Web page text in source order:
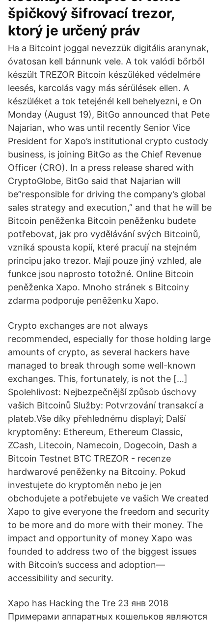
špičkový šifrovací trezor,
ktorý je určený práv
Ha a Bitcoint joggal nevezzük digitális aranynak,
óvatosan kell bánnunk vele. A tok valódi bőrből
készült TREZOR Bitcoin készüléked védelmére
leesés, karcolás vagy más sérülések ellen. A
készüléket a tok tetejénél kell behelyezni, e On
Monday (August 19), BitGo announced that Pete
Najarian, who was until recently Senior Vice
President for Xapo’s institutional crypto custody
business, is joining BitGo as the Chief Revenue
Officer (CRO). In a press release shared with
CryptoGlobe, BitGo said that Najarian will
be”responsible for driving the company’s global
sales strategy and execution,” and that he will be
Bitcoin peněženka Bitcoin peněženku budete
potřebovat, jak pro vydělávání svých Bitcoinů,
vzniká spousta kopií, které pracují na stejném
principu jako trezor. Mají pouze jiný vzhled, ale
funkce jsou naprosto totožné. Online Bitcoin
peněženka Xapo. Mnoho stránek s Bitcoiny
zdarma podporuje peněženku Xapo.
Crypto exchanges are not always
recommended, especially for those holding large
amounts of crypto, as several hackers have
managed to break through some well-known
exchanges. This, fortunately, is not the […]
Spolehlivost: Nejbezpečnější způsob úschovy
vašich Bitcoinů Služby: Potvrzování transakcí a
plateb.Vše díky přehlednému displayi; Další
kryptoměny: Ethereum, Ethereum Classic,
ZCash, Litecoin, Namecoin, Dogecoin, Dash a
Bitcoin Testnet BTC TREZOR - recenze
hardwarové peněženky na Bitcoiny. Pokud
investujete do kryptoměn nebo je jen
obchodujete a potřebujete ve vašich We created
Xapo to give everyone the freedom and security
to be more and do more with their money. The
impact and opportunity of money Xapo was
founded to address two of the biggest issues
with Bitcoin’s success and adoption—
accessibility and security.
Xapo has Hacking the Tre 23 янв 2018
Примерами аппаратных кошельков являются